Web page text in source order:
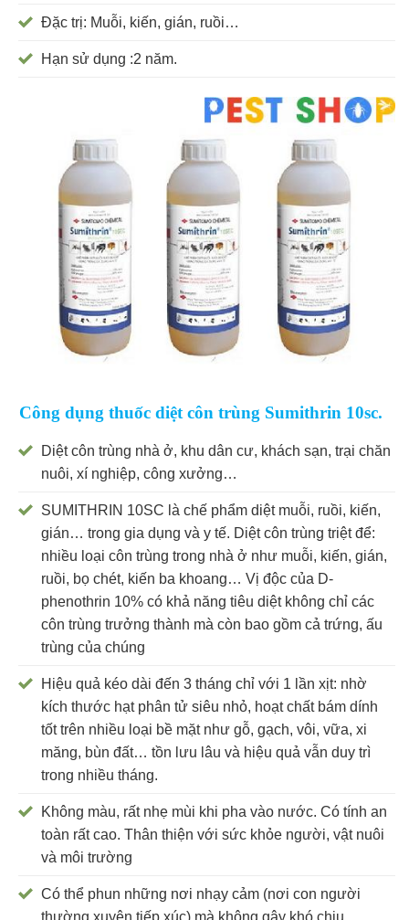
Đặc trị: Muỗi, kiến, gián, ruồi…
Hạn sử dụng :2 năm.
Công dụng thuốc diệt côn trùng Sumithrin 10sc.
Diệt côn trùng nhà ở, khu dân cư, khách sạn, trại chăn
nuôi, xí nghiệp, công xưởng…
SUMITHRIN 10SC là chế phẩm diệt muỗi, ruồi, kiến,
gián… trong gia dụng và y tế. Diệt côn trùng triệt để:
nhiều loại côn trùng trong nhà ở như muỗi, kiến, gián,
ruồi, bọ chét, kiến ba khoang… Vị độc của D-
phenothrin 10% có khả năng tiêu diệt không chỉ các
côn trùng trưởng thành mà còn bao gồm cả trứng, ấu
trùng của chúng
Hiệu quả kéo dài đến 3 tháng chỉ với 1 lần xịt: nhờ
kích thước hạt phân tử siêu nhỏ, hoạt chất bám dính
tốt trên nhiều loại bề mặt như gỗ, gạch, vôi, vữa, xi
măng, bùn đất… tồn lưu lâu và hiệu quả vẫn duy trì
trong nhiều tháng.
Không màu, rất nhẹ mùi khi pha vào nước. Có tính an
toàn rất cao. Thân thiện với sức khỏe người, vật nuôi
và môi trường
Có thể phun những nơi nhạy cảm (nơi con người
thường xuyên tiếp xúc) mà không gây khó chịu.